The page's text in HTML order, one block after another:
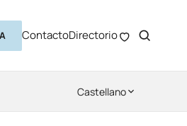
ContactoDirectorio
Castellano